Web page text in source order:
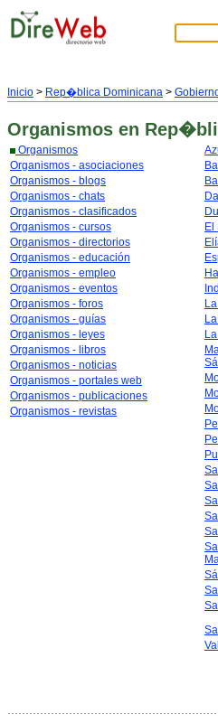
Inicio > Rep�blica Dominicana >
Organismos en
Organismos
Organismos - asociaciones
Organismos - blogs
Organismos - chats
Organismos - clasificados
Organismos - cursos
Organismos - directorios
Organismos - educación
Organismos - empleo
Organismos - eventos
Organismos - foros
Organismos - guías
Organismos - leyes
Organismos - libros
Organismos - noticias
Organismos - portales web
Organismos - publicaciones
Organismos - revistas
El